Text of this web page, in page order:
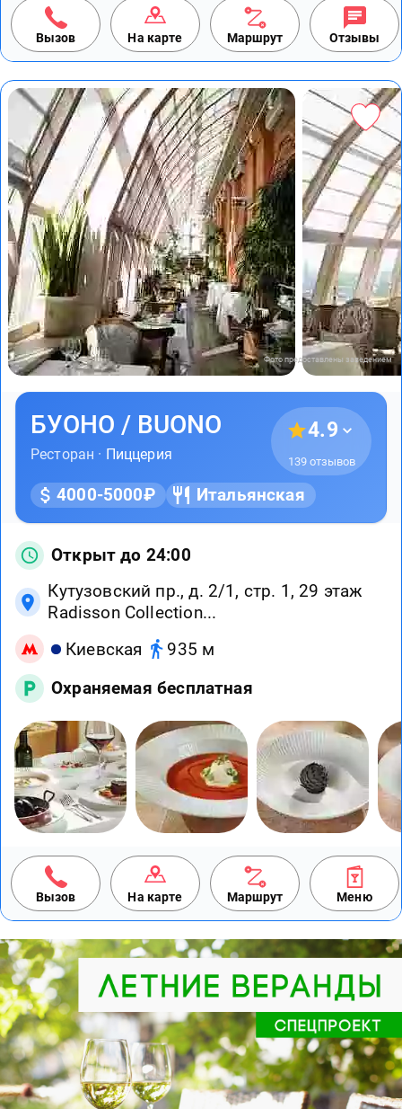
Вызов На карте Маршрут Отзывы
Фото предоставлены заведением
БУОНО / BUONO
Ресторан · Пиццерия
4.9
139 отзывов
4000-5000₽ Итальянская
Открыт до 24:00
Кутузовский пр., д. 2/1, стр. 1, 29 этаж
Radisson Collection...
Киевская
935 м
Охраняемая бесплатная
Вызов На карте Маршрут Меню